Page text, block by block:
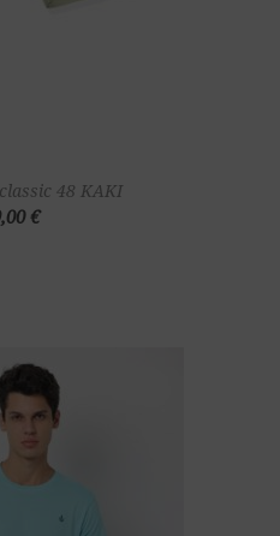
48 KAKI
€